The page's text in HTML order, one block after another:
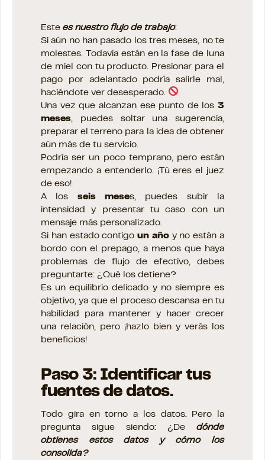
Este es nuestro flujo de trabajo:
Si aún no han pasado los tres meses, no te
molestes. Todavía están en la fase de luna
de miel con tu producto. Presionar para el
pago por adelantado podría salirle mal,
haciéndote ver desesperado.
Una vez que alcanzan ese punto de los 3
meses, puedes soltar una sugerencia,
preparar el terreno para la idea de obtener
aún más de tu servicio.
Podría ser un poco temprano, pero están
empezando a entenderlo. ¡Tú eres el juez
de eso!
A los seis meses, puedes subir la
intensidad y presentar tu caso con un
mensaje más personalizado.
Si han estado contigoun añoy no están a
bordo con el prepago, a menos que haya
problemas de flujo de efectivo, debes
preguntarte: ¿Qué los detiene?
Es un equilibrio delicado y no siempre es
objetivo, ya que el proceso descansa en tu
habilidad para mantener y hacer crecer
una relación, pero ¡hazlo bien y verás los
beneficios!
Paso 3: Identificar tus
fuentes de datos.
Todo gira en torno a los datos. Pero la
pregunta sigue siendo: ¿De dónde
obtienes estos datos
y cómo los
consolida?